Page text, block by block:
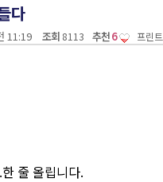
다
11:19 조회 8113 추천6 프린트
줄 올립니다.